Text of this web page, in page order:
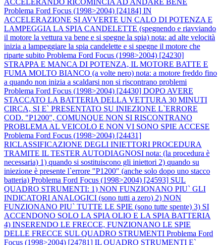
Problema Ford Focus (1998>2004) [24184] IN
ACCELERAZIONE SI AVVERTE UN CALO DI POTENZA E
LAMPEGGIA LA SPIA CANDELETTE (spegnendo e riavviando
il motore la vettura va bene e si spegne la spia) nota: ad alte velocità
inizia a lampeggiare la spia candelette e si spegne il motore che
riparte subito Problema Ford Focus (1998>2004) [24230]
STRAPPA E MANCA DI POTENZA, IL MOTORE BATTE E
FUMA MOLTO BIANCO (a volte nero) nota: a motore freddo fino
a quando non inizia a scaldarsi non si riscontrano problemi
Problema Ford Focus (1998>2004) [24430] DOPO AVERE
STACCATO LA BATTERIA DELLA VETTURA 30 MINUTI
CIRCA, SI E` PRESENTATO SU INIEZIONE L`ERRORE
COD. "P1200", COMUNQUE NON SI RISCONTRANO
PROBLEMA AL VEICOLO E NON VI SONO SPIE ACCESE
Problema Ford Focus (1998>2004) [24431]
RICLASSIFICAZIONE DEGLI INIETTORI PROCEDURA
TRAMITE IL TESTER AUTODIAGNOSI nota: (la procedura è
necessaria) 1) quando si sostituiscono gli iniettori 2) quando su
iniezione è presente l`errore "P1200" (anche solo dopo uno stacco
batteria) Problema Ford Focus (1998>2004) [24593] SUL
QUADRO STRUMENTI: 1) NON FUNZIONANO PIU` GLI
INDICATORI ANALOGICI (sono tutti a zero) 2) NON
FUNZIONANO PIU` TUTTE LE SPIE (sono tutte spente) 3) SI
ACCENDONO SOLO LA SPIA OLIO E LA SPIA BATTERIA
4) INSERENDO LE FRECCE, FUNZIONANO LE SPIE
DELLE FRECCE SUL QUADRO STRUMENTI Problema Ford
Focus (1998>2004) [24781] IL QUADRO STRUMENTI E`